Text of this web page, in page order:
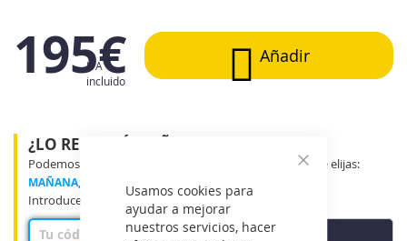
Usamos cookies para
ayudar a mejorar
nuestros servicios, hacer
195€
IVA
incluido
Añadir
¿LO RECIBIRÉ MAÑANA?
Podemos entregar tu producto en el tramo horario que elijas:
MAÑANA, MEDIO DÍA o TARDE
Introduce tu código postal para ver disponibilidad
COMPROBAR